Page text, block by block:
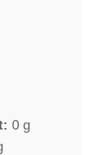
0 g